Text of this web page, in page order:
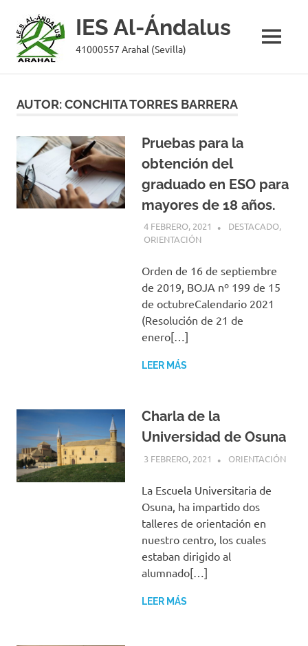
contenido
IES Al-Ándalus
41000557 Arahal (Sevilla) MENÚ
AUTOR:CONCHITA TORRES BARRERA
Pruebas para la
obtención del
graduado en ESO para
mayores de 18 años.
4 FEBRERO, 2021
CONCHITA TORRES
DESTACADO,
ORIENTACIÓN
Orden de 16 de septiembre
de 2019, BOJA nº 199 de 15
de octubreCalendario 2021
(Resolución de 21 de
enero[…]
LEER MÁS
Charla de la
Universidad de Osuna
3 FEBRERO, 2021
CONCHITA TORRES
ORIENTACIÓN
La Escuela Universitaria de
Osuna, ha impartido dos
talleres de orientación en
nuestro centro, los cuales
estaban dirigido al
alumnado[…]
LEER MÁS